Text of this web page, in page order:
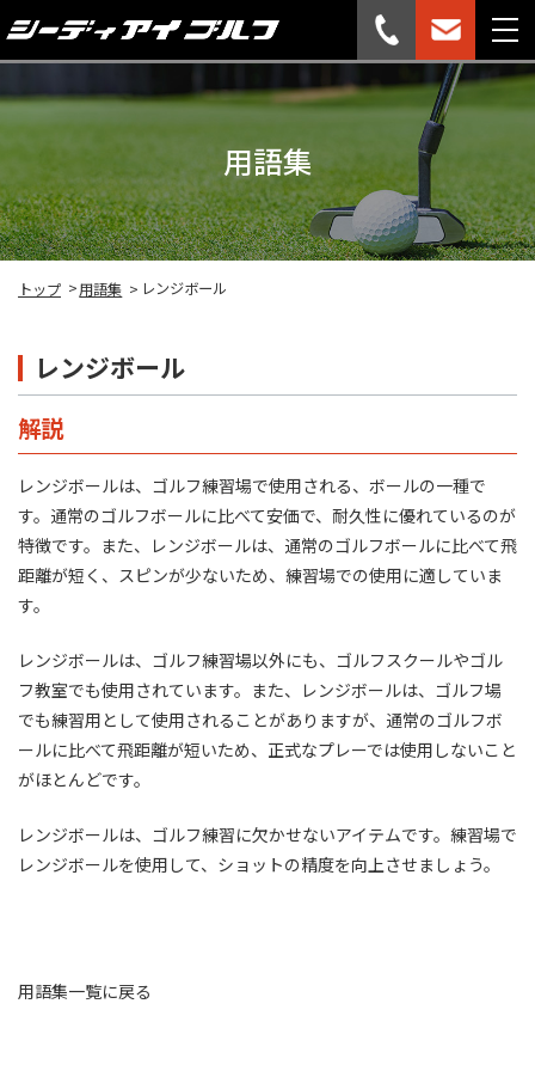
用語集
トップ 用語集 レンジボール
レンジボール
解説
レンジボールは、ゴルフ練習場で使用される、ボールの一種で
す。通常のゴルフボールに比べて安価で、耐久性に優れているのが
特徴です。また、レンジボールは、通常のゴルフボールに比べて飛
距離が短く、スピンが少ないため、練習場での使用に適していま
す。
レンジボールは、ゴルフ練習場以外にも、ゴルフスクールやゴル
フ教室でも使用されています。また、レンジボールは、ゴルフ場
でも練習用として使用されることがありますが、通常のゴルフボ
ールに比べて飛距離が短いため、正式なプレーでは使用しないこと
がほとんどです。
レンジボールは、ゴルフ練習に欠かせないアイテムです。練習場で
レンジボールを使用して、ショットの精度を向上させましょう。
用語集一覧に戻る